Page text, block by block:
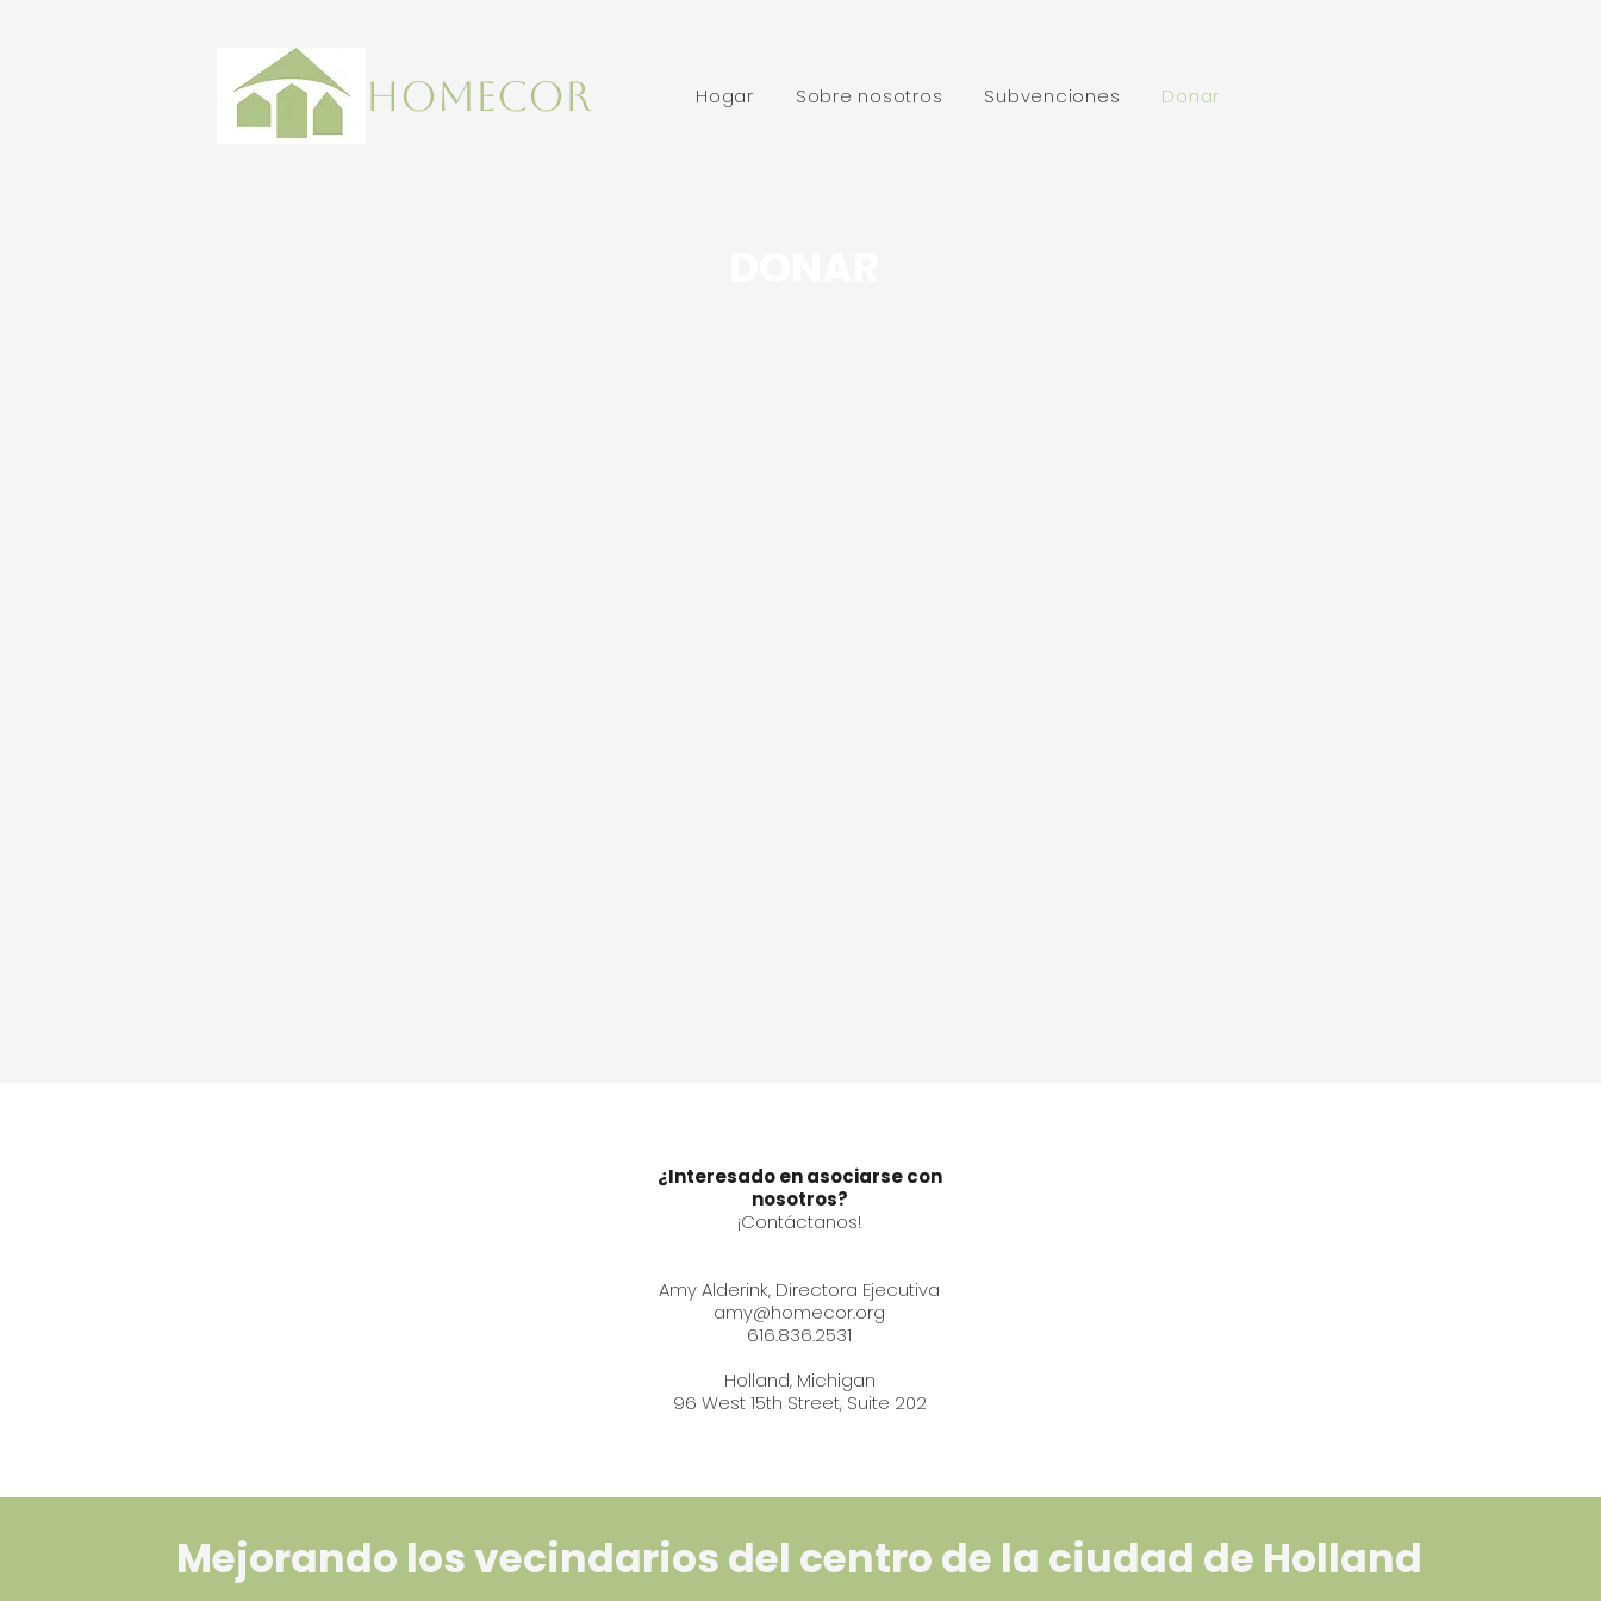
HOMECOR Hogar Sobre nosotros Subvenciones Donar
¿Interesado en asociarse con
nosotros?
¡Contáctanos!
Amy Alderink, Directora Ejecutiva
amy@homecor.org
616.836.2531
Holland, Michigan
96 West 15th Street, Suite 202
Mejorando los vecindarios del centro de la ciudad de Holland